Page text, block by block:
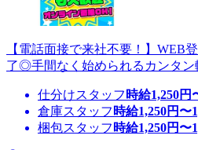
【電話面接で来社不要！】WEB
了◎手間なく始められるカンタン
仕分けスタッフ 時給1,250円
倉庫スタッフ 時給1,250円〜
梱包スタッフ 時給1,250円〜